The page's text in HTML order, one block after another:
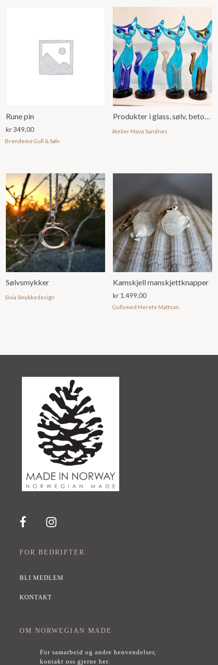
Rune pin
kr349,00
Brendemo Gull & Sølv
Produkter i glass, sølv, betong og annet
Atelier Maya Sandnes
Sølvsmykker
Sivia Smykkedesign
Kamskjell manskjettknapper
kr 1.499,00
Gullsmed Merete Mattson
FOR BEDRIFTER
BLI MEDLEM
KONTAKT
OM NORWEGIAN MADE
For samarbeid og andre henvendelser,
kontakt oss gjerne her.